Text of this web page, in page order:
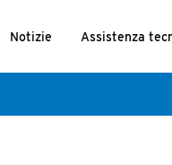
Notizie Assistenza